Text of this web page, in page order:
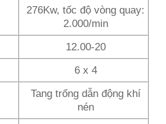
276Kw, tốc độ vòng quay:
2.000/min
12.00-20
6 x 4
Tang trống dẫn động khí
nén